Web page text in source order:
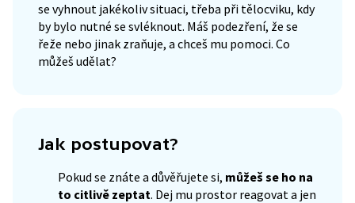
se vyhnout jakékoliv situaci, třeba při tělocviku, kdy
by bylo nutné se svléknout. Máš podezření, že se
řeže nebo jinak zraňuje, a chceš mu pomoci. Co
můžeš udělat?
Jak postupovat?
Pokud se znáte a důvěřujete si, můžeš se ho na
to citlivě zeptat. Dej mu prostor reagovat a jen